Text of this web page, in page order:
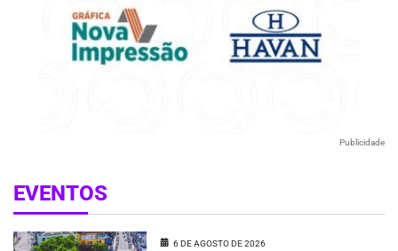
Publicidade
EVENTOS
6 DE AGOSTO DE 2026